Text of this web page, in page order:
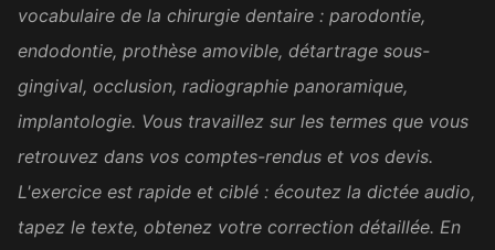
fonction publique
It was excellent. I found a job
now and will practice my
writing skills on the job
AD Amara D.
vocabulaire de la chirurgie dentaire : parodontie,
endodontie, prothèse amovible, détartrage sous-
gingival, occlusion, radiographie panoramique,
implantologie. Vous travaillez sur les termes que vous
retrouvez dans vos comptes-rendus et vos devis.
L'exercice est rapide et ciblé : écoutez la dictée audio,
tapez le texte, obtenez votre correction détaillée. En